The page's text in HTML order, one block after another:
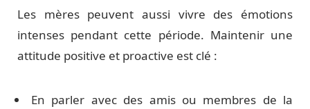
Les mères peuvent aussi vivre des émotions
intenses pendant cette période. Maintenir une
attitude positive et proactive est clé :
En parler avec des amis ou membres de la